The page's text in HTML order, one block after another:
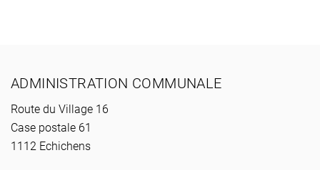
ADMINISTRATION COMMUNALE
Route du Village 16
Case postale 61
1112 Echichens